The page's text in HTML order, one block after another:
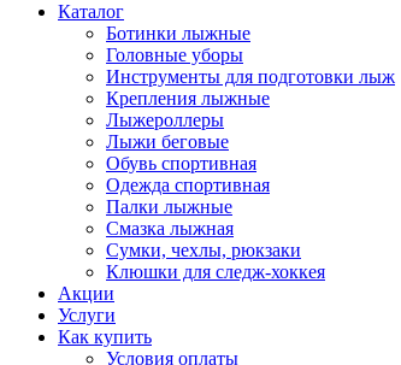
Каталог
Ботинки лыжные
Головные уборы
Инструменты для подготовки лыж
Крепления лыжные
Лыжероллеры
Лыжи беговые
Обувь спортивная
Одежда спортивная
Палки лыжные
Смазка лыжная
Сумки, чехлы, рюкзаки
Клюшки для следж-хоккея
Акции
Услуги
Как купить
Условия оплаты